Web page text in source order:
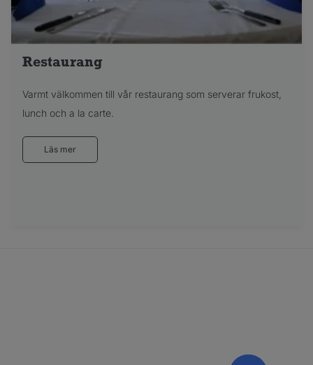
Restaurang
Varmt välkommen till vår restaurang som serverar frukost,
lunch och a la carte.
Läs mer